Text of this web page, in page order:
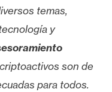
temas,
y
son de
para todos.